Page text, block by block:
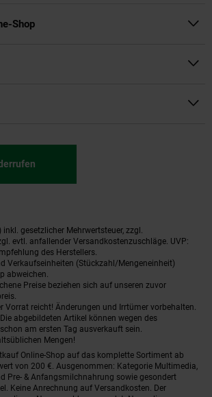
Shop
gesetzlicher Mehrwertsteuer, zzgl.
evtl. anfallender Versandkostenzuschläge. UVP:
des Herstellers.
Verkaufseinheiten (Stückzahl/Mengeneinheit)
abweichen.
Preise beziehen sich auf unseren zuvor
Vorrat reicht! Änderungen und Irrtümer vorbehalten.
abgebildeten Artikel können wegen des
am ersten Tag ausverkauft sein.
Mengen!
Online-Shop auf das komplette Sortiment ab
von 200 €. Ausgenommen: Kategorie Multimedia,
Pre- & Anfangsmilchnahrung sowie gesondert
Keine Anrechnung auf Versandkosten. Der